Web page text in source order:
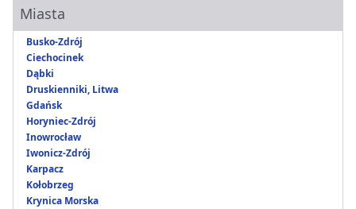
Miasta
Busko-Zdrój
Ciechocinek
Dąbki
Druskienniki, Litwa
Gdańsk
Horyniec-Zdrój
Inowrocław
Iwonicz-Zdrój
Karpacz
Kołobrzeg
Krynica Morska